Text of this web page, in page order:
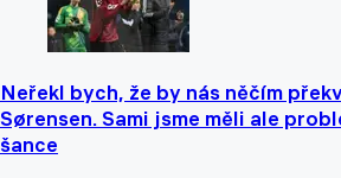
Neřekl bych, že by nás něčím
Sørensen. Sami jsme měli ale
šance